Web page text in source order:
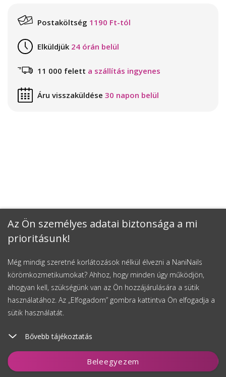
Az Ön személyes adatai biztonsága a mi
prioritásunk!
Még mindig szeretné korlátozások nélkül élvezni a NaniNails
körömkozmetikumokat? Ahhoz, hogy minden úgy működjön,
ahogyan kell, szükségünk van az Ön hozzájárulására a sütik
használatához. Az „Elfogadom” gombra kattintva Ön elfogadja a
sütik használatát.
Bővebb tájékoztatás
Beleegyezem
Kosárhoz ad
Postaköltség 1190 Ft-tól
Elküldjük 24 órán belül
11 000 felett a szállítás ingyenes
Áru visszaküldése 30 napon belül